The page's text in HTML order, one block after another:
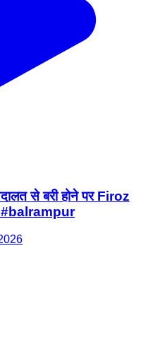
से बरी होने पर Firoz
#balrampur